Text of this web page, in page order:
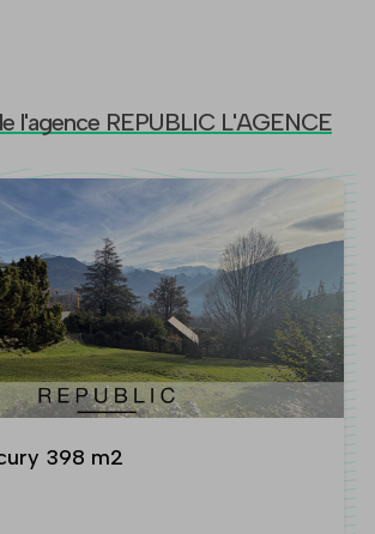
l'agence REPUBLIC L'AGENCE
398 m2